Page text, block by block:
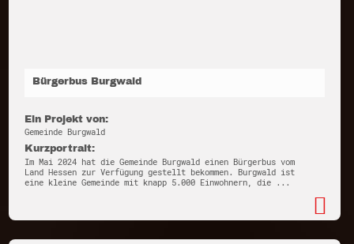
Bürgerbus Burgwald
Ein Projekt von:
Gemeinde Burgwald
Kurzportrait:
Im Mai 2024 hat die Gemeinde Burgwald einen Bürgerbus vom
Land Hessen zur Verfügung gestellt bekommen. Burgwald ist
eine kleine Gemeinde mit knapp 5.000 Einwohnern, die ...